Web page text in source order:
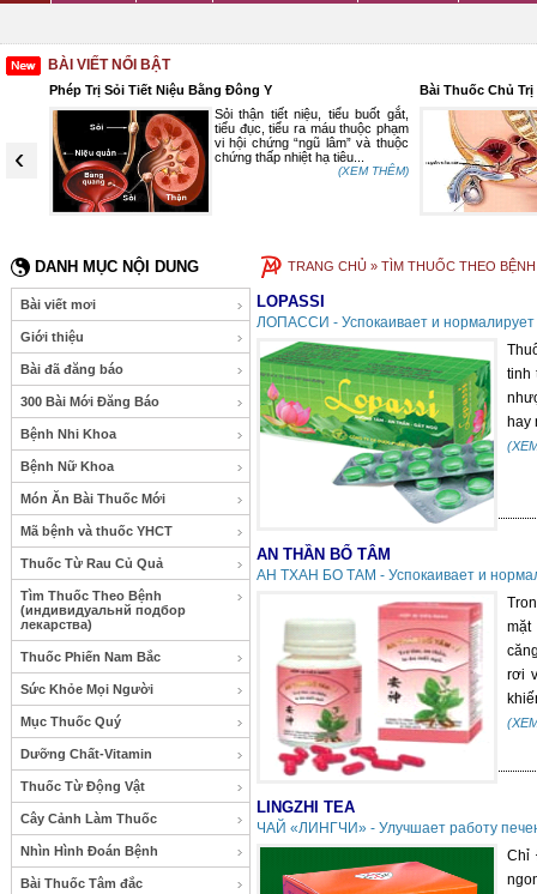
BÀI VIẾT NỔI BẬT
‹
Lãn
Phép Trị Sỏi Tiết Niệu Bằng Đông Y
Sỏi thận tiết niệu, tiểu buốt gắt,
tiểu đục, tiểu ra máu thuộc phạm
vi hội chứng “ngũ lâm” và thuộc
chứng thấp nhiệt hạ tiêu...
(XEM THÊM)
Bài Thuốc Chủ
DANH MỤC NỘI DUNG
Bài viết mơi
Giới thiệu
Bài đã đăng báo
300 Bài Mới Đăng Báo
Bệnh Nhi Khoa
Bệnh Nữ Khoa
Món Ăn Bài Thuốc Mới
Mã bệnh và thuốc YHCT
Thuốc Từ Rau Củ Quả
Tìm Thuốc Theo Bệnh
(индивидуальнй подбор
лекарства)
Thuốc Phiến Nam Bắc
Sức Khỏe Mọi Người
Mục Thuốc Quý
Dưỡng Chất-Vitamin
Thuốc Từ Động Vật
Cây Cảnh Làm Thuốc
Nhìn Hình Đoán Bệnh
Bài Thuốc Tâm đắc
TRANG CHỦ » TÌM THUỐC THEO
LOPASSI
ЛОПАССИ - Успокаивает и нормалирует
tinh
hay
AN THẦN BỔ TÂM
АН ТХАН БО ТАМ - Успокаивает и
mặt
rơi
LINGZHI TEA
ЧАЙ «ЛИНГЧИ» - Улучшает работу
Chỉ